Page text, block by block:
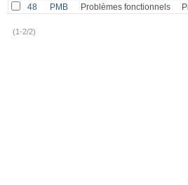
48
PMB Problèmes fonctionnels
(1-2/2)